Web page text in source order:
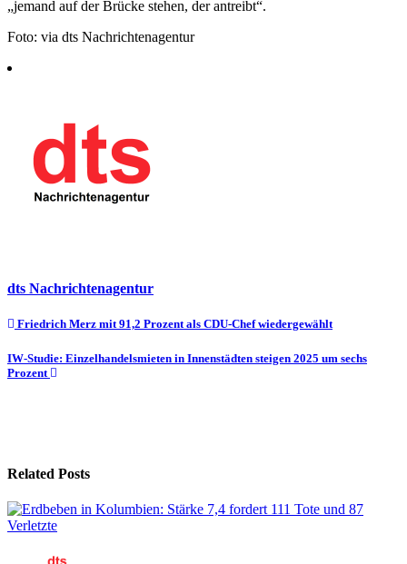
„jemand auf der Brücke stehen, der antreibt“.
Foto: via dts Nachrichtenagentur
dts Nachrichtenagentur
Beitragsnavigation
Friedrich Merz mit 91,2 Prozent als CDU-Chef wiedergewählt
IW-Studie: Einzelhandelsmieten in Innenstädten steigen 2025 um sechs
Prozent
Related Posts